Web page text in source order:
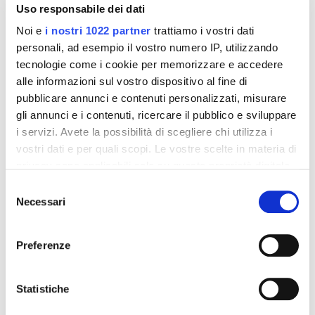
Uso responsabile dei dati
Noi e i nostri 1022 partner trattiamo i vostri dati
personali, ad esempio il vostro numero IP, utilizzando
tecnologie come i cookie per memorizzare e accedere
alle informazioni sul vostro dispositivo al fine di
pubblicare annunci e contenuti personalizzati, misurare
gli annunci e i contenuti, ricercare il pubblico e sviluppare
i servizi. Avete la possibilità di scegliere chi utilizza i
vostri dati e per quali scopi. Le vostre scelte in materia di
modificare o revocare il proprio consenso in qualsiasi
momento dalla Dichiarazione sui cookie o facendo clic
raccogliere informazioni sulla tua posizione
geografica, con un'approssimazione di qualche
delNecessari
Preferenze
Statistiche
Integratori per dimagrire
32,00 €
carrello
55,18 €
-42%